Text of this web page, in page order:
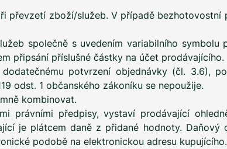
převzetí zboží/služeb. V případě bezhotovostní
společně s uvedením variabilního symbolu
připsání příslušné částky na účet prodávajícího.
potvrzení objednávky (čl. 3.6),
odst. 1 občanského zákoníku se nepoužije.
kombinovat.
právními předpisy, vystaví prodávající
je plátcem daně z přidané hodnoty. Daňový
podobě na elektronickou adresu kupujícího.